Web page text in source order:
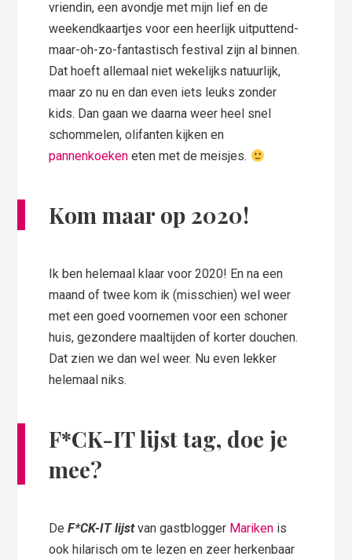
vriendin, een avondje met mijn lief en de
weekendkaartjes voor een heerlijk uitputtend-
maar-oh-zo-fantastisch festival zijn al binnen.
Dat hoeft allemaal niet wekelijks natuurlijk,
maar zo nu en dan even iets leuks zonder
kids. Dan gaan we daarna weer heel snel
schommelen, olifanten kijken en
pannenkoekeneten met de meisjes.
Kom maar op 2020!
Ik ben helemaal klaar voor 2020! En na een
maand of twee kom ik (misschien) wel weer
met een goed voornemen voor een schoner
huis, gezondere maaltijden of korter douchen.
Dat zien we dan wel weer. Nu even lekker
helemaal niks.
F*CK-IT lijsttag, doe je
mee?
DeF*CK-IT lijst van gastblogger Mariken is
ook hilarisch om te lezen en zeer herkenbaar